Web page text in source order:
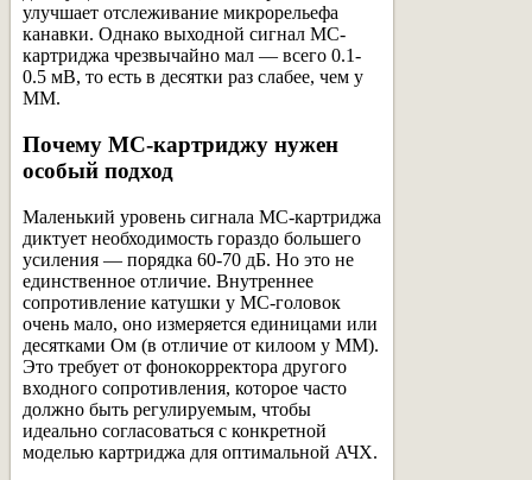
улучшает отслеживание микрорельефа
канавки. Однако выходной сигнал MC-
картриджа чрезвычайно мал — всего 0.1-
0.5 мВ, то есть в десятки раз слабее, чем у
MM.
Почему MC-картриджу нужен
особый подход
Маленький уровень сигнала MC-картриджа
диктует необходимость гораздо большего
усиления — порядка 60-70 дБ. Но это не
единственное отличие. Внутреннее
сопротивление катушки у MC-головок
очень мало, оно измеряется единицами или
десятками Ом (в отличие от килоом у MM).
Это требует от фонокорректора другого
входного сопротивления, которое часто
должно быть регулируемым, чтобы
идеально согласоваться с конкретной
моделью картриджа для оптимальной АЧХ.